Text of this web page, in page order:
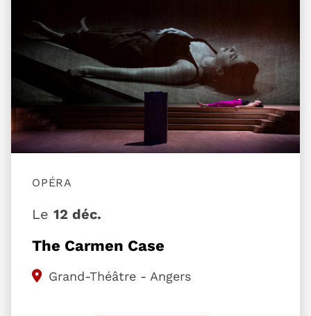
The Carmen Case
OPÉRA
Le 12 déc.
Grand-Théâtre - Angers